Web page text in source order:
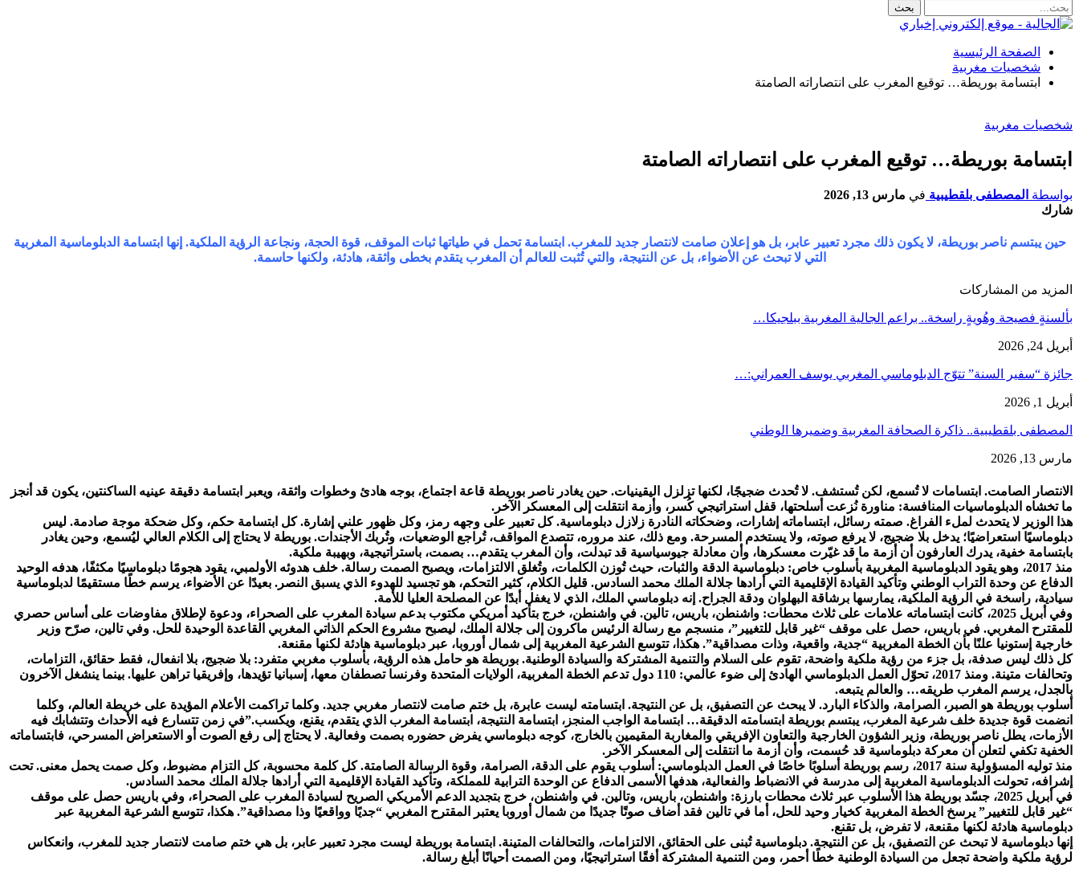
الصفحة الرئيسية
شخصيات مغربية
ابتسامة بوريطة… توقيع المغرب على انتصاراته الصامتة
شخصيات مغربية
ابتسامة بوريطة… توقيع المغرب على انتصاراته الصامتة
بواسطة المصطفى بلقطيبية في مارس 13, 2026
شارك
حين يبتسم ناصر بوريطة، لا يكون ذلك مجرد تعبير عابر، بل هو إعلان صامت لانتصار جديد للمغرب. ابتسامة تحمل في طياتها ثبات الموقف، قوة الحجة، ونجاعة الرؤية الملكية. إنها ابتسامة الدبلوماسية المغربية
التي لا تبحث عن الأضواء، بل عن النتيجة، والتي تُثبت للعالم أن المغرب يتقدم بخطى واثقة، هادئة، ولكنها حاسمة.
المزيد من المشاركات
بألسنةٍ فصيحة وهُويةٍ راسخة.. براعم الجالية المغربية ببلجيكا…
أبريل 24, 2026
جائزة “سفير السنة” تتوّج الدبلوماسي المغربي يوسف العمراني:…
أبريل 1, 2026
المصطفى بلقطيبية.. ذاكرة الصحافة المغربية وضميرها الوطني
مارس 13, 2026
الانتصار الصامت. ابتسامات لا تُسمع، لكن تُستشف. لا تُحدث ضجيجًا، لكنها تزلزل اليقينيات. حين يغادر ناصر بوريطة قاعة اجتماع، بوجه هادئ وخطوات واثقة، ويعبر ابتسامة دقيقة عينيه الساكنتين، يكون قد أنجز
ما تخشاه الدبلوماسيات المنافسة: مناورة نُزعت أسلحتها، قفل استراتيجي كُسر، وأزمة انتقلت إلى المعسكر الآخر.
هذا الوزير لا يتحدث لملء الفراغ. صمته رسائل، ابتساماته إشارات، وضحكاته النادرة زلازل دبلوماسية. كل تعبير على وجهه رمز، وكل ظهور علني إشارة. كل ابتسامة حكم، وكل ضحكة موجة صادمة. ليس
دبلوماسيًا استعراضيًا؛ يدخل بلا ضجيج، لا يرفع صوته، ولا يستخدم المسرحة. ومع ذلك، عند مروره، تتصدع المواقف، تُراجع الوضعيات، وتُربك الأجندات. بوريطة لا يحتاج إلى الكلام العالي ليُسمع، وحين يغادر
بابتسامة خفية، يدرك العارفون أن أزمة ما قد غيّرت معسكرها، وأن معادلة جيوسياسية قد تبدلت، وأن المغرب يتقدم… بصمت، باستراتيجية، وبهيبة ملكية.
منذ 2017، وهو يقود الدبلوماسية المغربية بأسلوب خاص: دبلوماسية الدقة والثبات، حيث تُوزن الكلمات، وتُغلق الالتزامات، ويصبح الصمت رسالة. خلف هدوئه الأولمبي، يقود هجومًا دبلوماسيًا مكثفًا، هدفه الوحيد
الدفاع عن وحدة التراب الوطني وتأكيد القيادة الإقليمية التي أرادها جلالة الملك محمد السادس. قليل الكلام، كثير التحكم، هو تجسيد للهدوء الذي يسبق النصر. بعيدًا عن الأضواء، يرسم خطًا مستقيمًا لدبلوماسية
سيادية، راسخة في الرؤية الملكية، يمارسها برشاقة البهلوان ودقة الجراح. إنه دبلوماسي الملك، الذي لا يغفل أبدًا عن المصلحة العليا للأمة.
وفي أبريل 2025، كانت ابتساماته علامات على ثلاث محطات: واشنطن، باريس، تالين. في واشنطن، خرج بتأكيد أمريكي مكتوب بدعم سيادة المغرب على الصحراء، ودعوة لإطلاق مفاوضات على أساس حصري
للمقترح المغربي. في باريس، حصل على موقف “غير قابل للتغيير”، منسجم مع رسالة الرئيس ماكرون إلى جلالة الملك، ليصبح مشروع الحكم الذاتي المغربي القاعدة الوحيدة للحل. وفي تالين، صرّح وزير
خارجية إستونيا علنًا بأن الخطة المغربية “جدية، واقعية، وذات مصداقية”. هكذا، تتوسع الشرعية المغربية إلى شمال أوروبا، عبر دبلوماسية هادئة لكنها مقنعة.
كل ذلك ليس صدفة، بل جزء من رؤية ملكية واضحة، تقوم على السلام والتنمية المشتركة والسيادة الوطنية. بوريطة هو حامل هذه الرؤية، بأسلوب مغربي متفرد: بلا ضجيج، بلا انفعال، فقط حقائق، التزامات،
وتحالفات متينة. ومنذ 2017، تحوّل العمل الدبلوماسي الهادئ إلى ضوء عالمي: 110 دول تدعم الخطة المغربية، الولايات المتحدة وفرنسا تصطفان معها، إسبانيا تؤيدها، وإفريقيا تراهن عليها. بينما ينشغل الآخرون
بالجدل، يرسم المغرب طريقه… والعالم يتبعه.
أسلوب بوريطة هو الصبر، الصرامة، والذكاء البارد. لا يبحث عن التصفيق، بل عن النتيجة. ابتسامته ليست عابرة، بل ختم صامت لانتصار مغربي جديد. وكلما تراكمت الأعلام المؤيدة على خريطة العالم، وكلما
انضمت قوة جديدة خلف شرعية المغرب، يبتسم بوريطة ابتسامته الدقيقة… ابتسامة الواجب المنجز، ابتسامة النتيجة، ابتسامة المغرب الذي يتقدم، يقنع، ويكسب.”في زمن تتسارع فيه الأحداث وتتشابك فيه
الأزمات، يطل ناصر بوريطة، وزير الشؤون الخارجية والتعاون الإفريقي والمغاربة المقيمين بالخارج، كوجه دبلوماسي يفرض حضوره بصمت وفعالية. لا يحتاج إلى رفع الصوت أو الاستعراض المسرحي، فابتساماته
الخفية تكفي لتعلن أن معركة دبلوماسية قد حُسمت، وأن أزمة ما انتقلت إلى المعسكر الآخر.
منذ توليه المسؤولية سنة 2017، رسم بوريطة أسلوبًا خاصًا في العمل الدبلوماسي: أسلوب يقوم على الدقة، الصرامة، وقوة الرسالة الصامتة. كل كلمة محسوبة، كل التزام مضبوط، وكل صمت يحمل معنى. تحت
إشرافه، تحولت الدبلوماسية المغربية إلى مدرسة في الانضباط والفعالية، هدفها الأسمى الدفاع عن الوحدة الترابية للمملكة، وتأكيد القيادة الإقليمية التي أرادها جلالة الملك محمد السادس.
في أبريل 2025، جسّد بوريطة هذا الأسلوب عبر ثلاث محطات بارزة: واشنطن، باريس، وتالين. في واشنطن، خرج بتجديد الدعم الأمريكي الصريح لسيادة المغرب على الصحراء، وفي باريس حصل على موقف
“غير قابل للتغيير” يرسخ الخطة المغربية كخيار وحيد للحل، أما في تالين فقد أضاف صوتًا جديدًا من شمال أوروبا يعتبر المقترح المغربي “جديًا وواقعيًا وذا مصداقية”. هكذا، تتوسع الشرعية المغربية عبر
دبلوماسية هادئة لكنها مقنعة، لا تفرض، بل تقنع.
إنها دبلوماسية لا تبحث عن التصفيق، بل عن النتيجة. دبلوماسية تُبنى على الحقائق، الالتزامات، والتحالفات المتينة. ابتسامة بوريطة ليست مجرد تعبير عابر، بل هي ختم صامت لانتصار جديد للمغرب، وانعكاس
لرؤية ملكية واضحة تجعل من السيادة الوطنية خطًا أحمر، ومن التنمية المشتركة أفقًا استراتيجيًا، ومن الصمت أحيانًا أبلغ رسالة.